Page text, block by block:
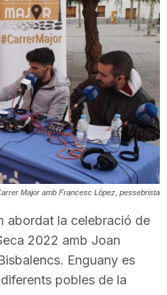
Major amb Francesc López, pessebrista
abordat la celebració de
2022 amb Joan
Enguany es
pobles de la